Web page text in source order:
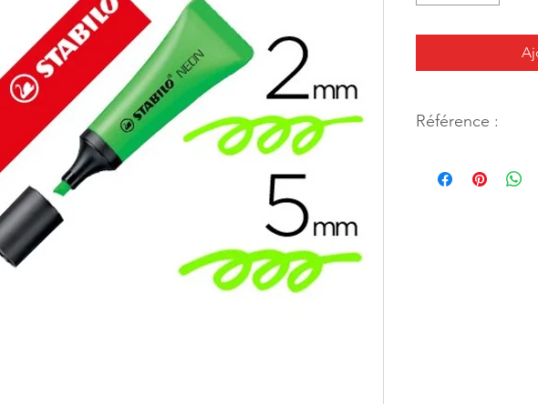
Référence :